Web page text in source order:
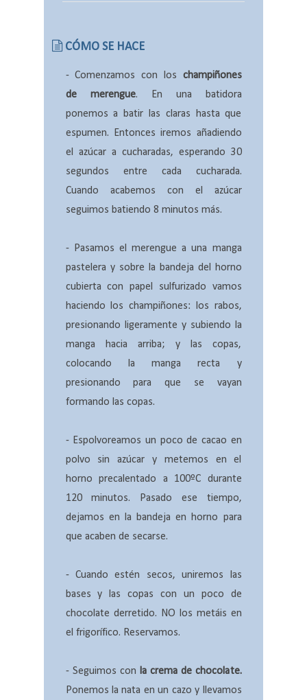
CÓMO SE HACE
-Comenzamos con los champiñones
de merengue. En una batidora
ponemos a batir las claras hasta que
espumen. Entonces iremos añadiendo
el azúcar a cucharadas, esperando 30
segundos entre cada cucharada.
Cuando acabemos con el azúcar
seguimos batiendo 8 minutos más.
- Pasamos el merengue a una manga
pastelera y sobre la bandeja del horno
cubierta con papel sulfurizado vamos
haciendo los champiñones: los rabos,
presionando ligeramente y subiendo la
manga hacia arriba; y las copas,
colocando la manga recta y
presionando para que se vayan
formando las copas.
- Espolvoreamos un poco de cacao en
polvo sin azúcar y metemos en el
horno precalentado a 100ºC durante
120 minutos. Pasado ese tiempo,
dejamos en la bandeja en horno para
que acaben de secarse.
- Cuando estén secos, uniremos las
bases y las copas con un poco de
chocolate derretido. NO los metáis en
el frigorífico. Reservamos.
- Seguimos con la crema de chocolate.
Ponemos la nata en un cazo y llevamos